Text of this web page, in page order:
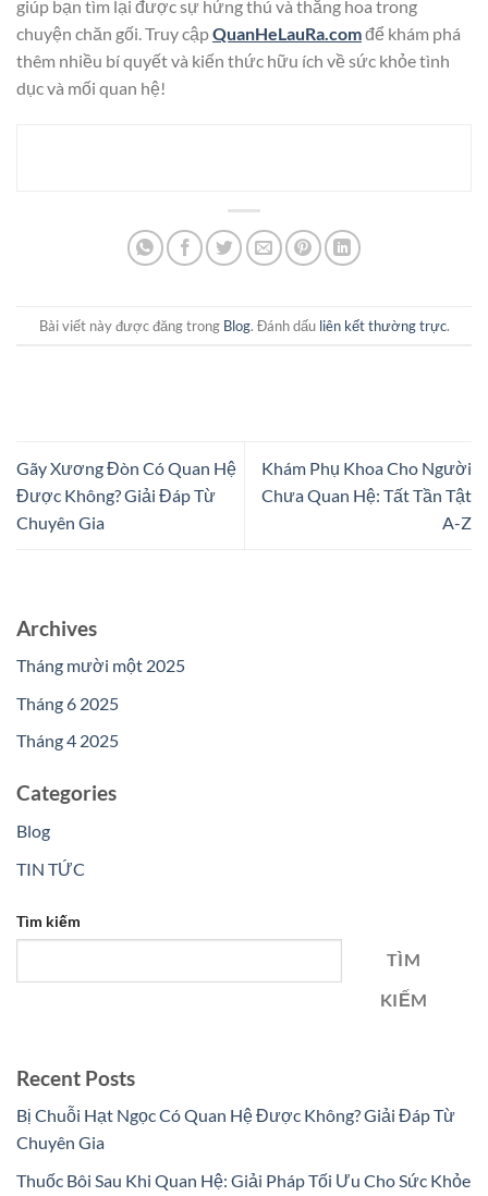
giúp bạn tìm lại được sự hứng thú và thăng hoa trong
chuyện chăn gối. Truy cậpQuanHeLauRa.comđể khám phá
thêm nhiều bí quyết và kiến thức hữu ích về sức khỏe tình
dục và mối quan hệ!
Bài viết này được đăng trong Blog. Đánh dấu liên kết thường trực.
Gãy Xương Đòn Có Quan Hệ
Được Không? Giải Đáp Từ
Chuyên Gia
Khám Phụ Khoa Cho Người
Chưa Quan Hệ: Tất Tần Tật
A-Z
Archives
Tháng mười một 2025
Tháng 6 2025
Tháng 4 2025
Categories
Blog
TIN TỨC
Tìm kiếm
TÌM
KIẾM
Recent Posts
Bị Chuỗi Hạt Ngọc Có Quan Hệ Được Không? Giải Đáp Từ
Chuyên Gia
Thuốc Bôi Sau Khi Quan Hệ: Giải Pháp Tối Ưu Cho Sức Khỏe